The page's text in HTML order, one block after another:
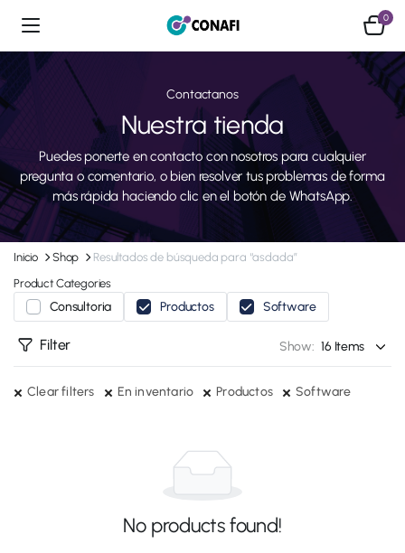
0
Contactanos
Nuestra tienda
Puedes ponerte en contacto con nosotros para cualquier
pregunta o comentario, o bien resolver tus problemas de forma
más rápida haciendo clic en el botón de WhatsApp.
Inicio Shop
Resultados de búsqueda para “asdada”
Product Categories
Consultoria Productos Software
Filter Show:
Clear filters En inventario Productos Software
No products found!